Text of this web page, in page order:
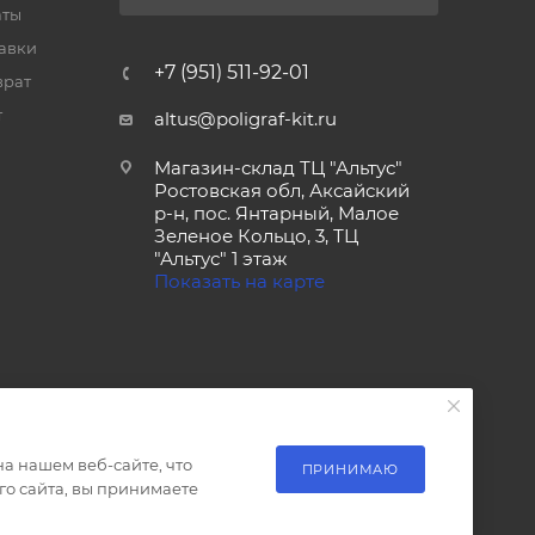
+7 (951) 511-92-01
altus@poligraf-kit.ru
Магазин-склад ТЦ "Альтус"
Ростовская обл, Аксайский
р-н, пос. Янтарный, Малое
Зеленое Кольцо, 3, ТЦ
"Альтус" 1 этаж
Показать на карте
нашем веб-сайте, что
сайта, вы принимаете
ПРИНИМАЮ